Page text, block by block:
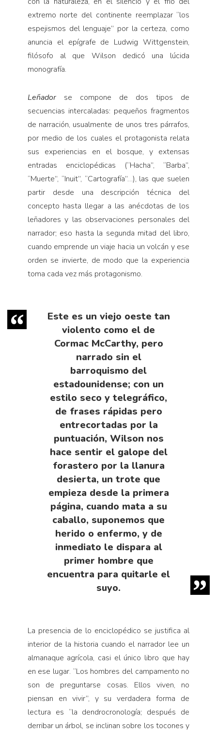
extremo norte del continente reemplazar “los
espejismos del lenguaje” por la certeza, como
anuncia el epígrafe de Ludwig Wittgenstein,
filósofo al que Wilson dedicó una lúcida
monografía.
Leñador se compone de dos tipos de
secuencias intercaladas: pequeños fragmentos
de narración, usualmente de unos tres párrafos,
por medio de los cuales el protagonista relata
sus experiencias en el bosque, y extensas
entradas enciclopédicas (“Hacha”, “Barba”,
“Muerte”, “Inuit”, “Cartografía”…), las que suelen
partir desde una descripción técnica del
concepto hasta llegar a las anécdotas de los
leñadores y las observaciones personales del
narrador; eso hasta la segunda mitad del libro,
cuando emprende un viaje hacia un volcán y ese
orden se invierte, de modo que la experiencia
toma cada vez más protagonismo.
Este es un viejo oeste tan
violento como el de
Cormac McCarthy, pero
narrado sin el
barroquismo del
estadounidense; con un
estilo seco y telegráfico,
de frases rápidas pero
entrecortadas por la
puntuación, Wilson nos
hace sentir el galope del
forastero por la llanura
desierta, un trote que
empieza desde la primera
página, cuando mata a su
caballo, suponemos que
herido o enfermo, y de
inmediato le dispara al
primer hombre que
encuentra para quitarle el
suyo.
La presencia de lo enciclopédico se justifica al
interior de la historia cuando el narrador lee un
almanaque agrícola, casi el único libro que hay
en ese lugar. “Los hombres del campamento no
son de preguntarse cosas. Ellos viven, no
piensan en vivir”, y su verdadera forma de
lectura es “la dendrocronología; después de
derribar un árbol, se inclinan sobre los tocones y